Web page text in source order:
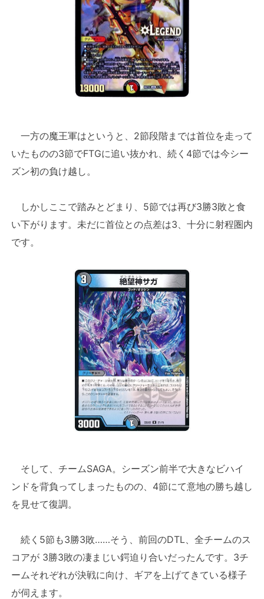
一方の魔王軍はというと、2節段階までは首位を走って
いたものの3節でFTGに追い抜かれ、続く4節では今シー
ズン初の負け越し。
しかしここで踏みとどまり、5節では再び3勝3敗と食
い下がります。未だに首位との点差は3、十分に射程圏内
です。
そして、チームSAGA。シーズン前半で大きなビハイ
ンドを背負ってしまったものの、4節にて意地の勝ち越し
を見せて復調。
続く5節も3勝3敗……そう、前回のDTL、全チームのス
コアが 3勝3敗の凄まじい鍔迫り合いだったんです。3チ
ームそれぞれが決戦に向け、ギアを上げてきている様子
が伺えます。